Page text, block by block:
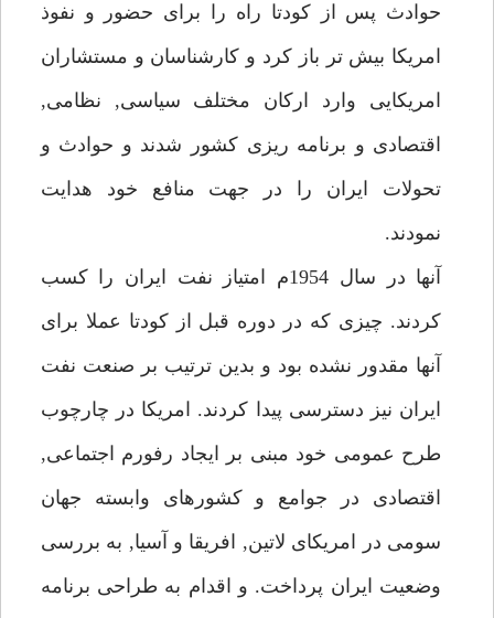
حوادث پس از كودتا راه را براى حضور و نفوذ
امريكا بيش تر باز كرد و كارشناسان و مستشاران
امريكايى وارد اركان مختلف سياسى, نظامى,
اقتصادى و برنامه ريزى كشور شدند و حوادث و
تحولات ايران را در جهت منافع خود هدايت
نمودند.
آنها در سال 1954م امتياز نفت ايران را كسب
كردند. چيزى كه در دوره قبل از كودتا عملا براى
آنها مقدور نشده بود و بدين ترتيب بر صنعت نفت
ايران نيز دسترسى پيدا كردند. امريكا در چارچوب
طرح عمومى خود مبنى بر ايجاد رفورم اجتماعى,
اقتصادى در جوامع و كشورهاى وابسته جهان
سومى در امريكاى لاتين, افريقا و آسيا, به بررسى
وضعيت ايران پرداخت. و اقدام به طراحى برنامه